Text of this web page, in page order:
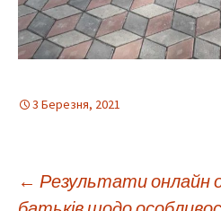
3 Березня, 2021
Навігація
← Результати онлайн